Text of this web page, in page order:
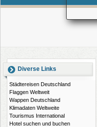
Diverse Links
Städtereisen Deutschland
Flaggen Weltweit
Wappen Deutschland
Klimadaten Weltweite
Tourismus International
Hotel suchen und buchen